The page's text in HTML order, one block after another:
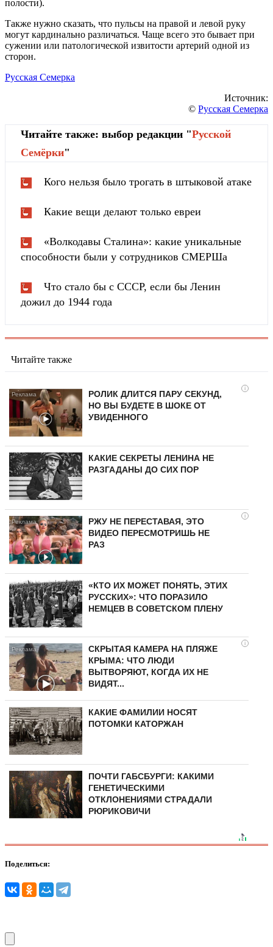
полости).
Также нужно сказать, что пульсы на правой и левой руку
могут кардинально различаться. Чаще всего это бывает при
сужении или патологической извитости артерий одной из
сторон.
Русская Семерка
Источник:
© Русская Семерка
Читайте также: выбор редакции "Русской
Cемёрки"
Кого нельзя было трогать в штыковой атаке
Какие вещи делают только евреи
«Волкодавы Сталина»: какие уникальные
способности были у сотрудников СМЕРШа
Что стало бы с СССР, если бы Ленин
дожил до 1944 года
Читайте также
i
РОЛИК ДЛИТСЯ ПАРУ СЕКУНД,
НО ВЫ БУДЕТЕ В ШОКЕ ОТ
УВИДЕННОГО
КАКИЕ СЕКРЕТЫ ЛЕНИНА НЕ
РАЗГАДАНЫ ДО СИХ ПОР
i
РЖУ НЕ ПЕРЕСТАВАЯ, ЭТО
ВИДЕО ПЕРЕСМОТРИШЬ НЕ
РАЗ
«КТО ИХ МОЖЕТ ПОНЯТЬ, ЭТИХ
РУССКИХ»: ЧТО ПОРАЗИЛО
НЕМЦЕВ В СОВЕТСКОМ ПЛЕНУ
i
СКРЫТАЯ КАМЕРА НА ПЛЯЖЕ
КРЫМА: ЧТО ЛЮДИ
ВЫТВОРЯЮТ, КОГДА ИХ НЕ
ВИДЯТ...
КАКИЕ ФАМИЛИИ НОСЯТ
ПОТОМКИ КАТОРЖАН
ПОЧТИ ГАБСБУРГИ: КАКИМИ
ГЕНЕТИЧЕСКИМИ
ОТКЛОНЕНИЯМИ СТРАДАЛИ
РЮРИКОВИЧИ
Поделиться: